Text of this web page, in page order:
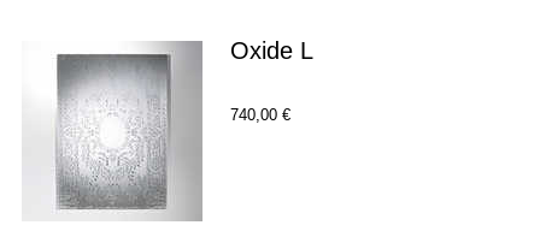
Oxide L
740,00 €